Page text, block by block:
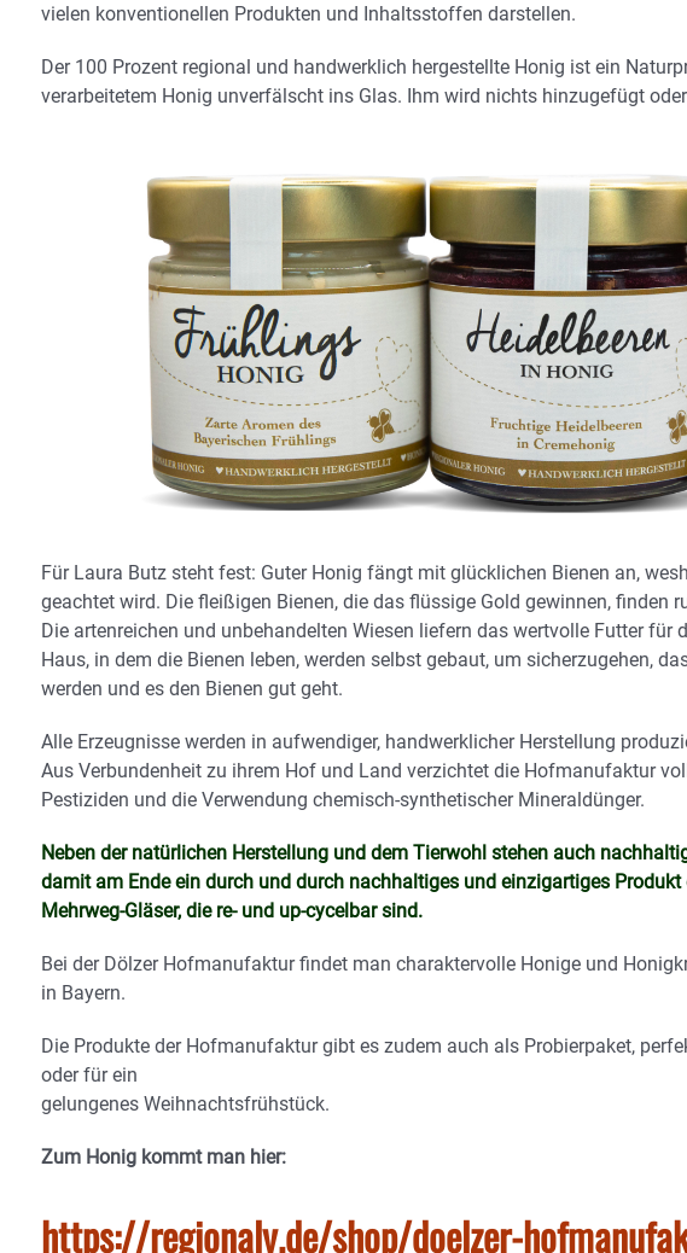
vielen konventionellen Produkten und Inhaltsstoffen darstellen.
Der 100 Prozent regional und handwerklich hergestellte Honig ist ein
verarbeitetem Honig unverfälscht ins Glas. Ihm wird nichts hinzugefügt
Für Laura Butz steht fest: Guter Honig fängt mit glücklichen Bienen an,
geachtet wird. Die fleißigen Bienen, die das flüssige Gold gewinnen, finden
Die artenreichen und unbehandelten Wiesen liefern das wertvolle Futter für
Haus, in dem die Bienen leben, werden selbst gebaut, um sicherzugehen,
werden und es den Bienen gut geht.
Alle Erzeugnisse werden in aufwendiger, handwerklicher Herstellung
Aus Verbundenheit zu ihrem Hof und Land verzichtet die Hofmanufaktur
Pestiziden und die Verwendung chemisch-synthetischer Mineraldünger.
Neben der natürlichen Herstellung und dem Tierwohl stehen auch
damit am Ende ein durch und durch nachhaltiges und einzigartiges
Mehrweg-Gläser, die re- und up-cycelbar sind.
Bei der Dölzer Hofmanufaktur findet man charaktervolle Honige und
in Bayern.
Die Produkte der Hofmanufaktur gibt es zudem auch als Probierpaket,
oder für ein
gelungenes Weihnachtsfrühstück.
Zum Honig kommt man hier:
https://regionaly.de/shop/doelzer-